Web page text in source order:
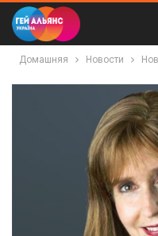
Домашняя Новости